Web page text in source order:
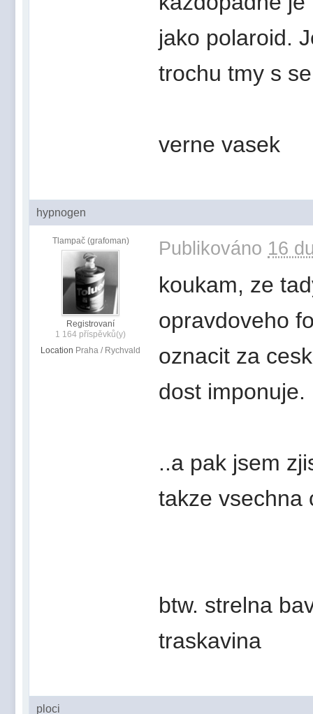
jako polaroid.
trochu tmy s
verne vasek
hypnogen
Tlampač (grafoman)
Registrovaní
1 164 příspěvků(y)
Location Praha / Rychvald
Publikováno 16
koukam, ze
opravdoveho
oznacit za
dost imponuje.
..a pak jsem
takze vsechna
btw. strelna
traskavina
ploci